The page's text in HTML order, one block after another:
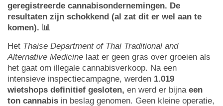
geregistreerde cannabisondernemingen. De
resultaten zijn schokkend (al zat dit er wel aan te
komen). 📊
Het Thaise Department of Thai Traditional and
Alternative Medicine laat er geen gras over groeien als
het gaat om illegale cannabisverkoop. Na een
intensieve inspectiecampagne, werden 1.019
wietshops definitief gesloten, en werd er bijna een
ton cannabis in beslag genomen. Geen kleine operatie,